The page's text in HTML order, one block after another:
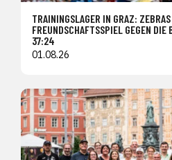
TRAININGSLAGER IN GRAZ:
FREUNDSCHAFTSSPIEL GEGEN
37:24
01.08.26